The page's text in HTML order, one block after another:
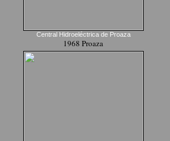
Central Hidroeléctrica de Proaza
1968 Proaza